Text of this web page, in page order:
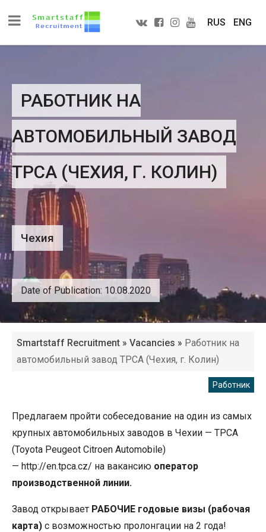
RUS ENG
РАБОТНИК НА
АВТОМОБИЛЬНЫЙ ЗАВОД
TPCA (ЧЕХИЯ, Г. КОЛИН)
Чехия
Date of Publication: 10.08.2020
Smartstaff Recruitment » Vacancies » Работник на
автомобильный завод TPCA (Чехия, г. Колин)
Работник
Предлагаем пройти собеседование на один из самых
крупных автомобильных заводов в Чехии — TPCA
(Toyota Peugeot Citroen Automobile)
— http://en.tpca.cz/ на вакансию оператор
производственной линии.
Завод открывает РАБОЧИЕ годовые визы (рабочая
карта) с возможностью пролонгации на 2 года!